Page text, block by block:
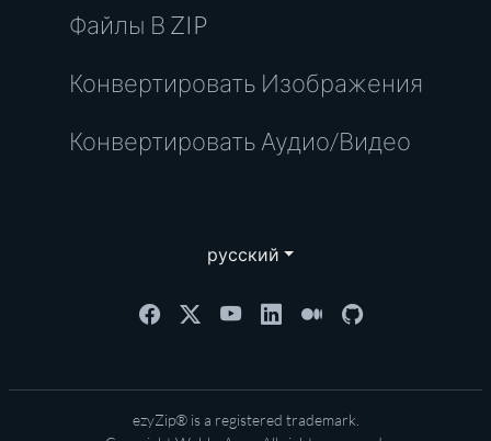
Файлы В ZIP
Конвертировать Изображения
Конвертировать Аудио/Видео
русский
ezyZip® is a registered trademark.